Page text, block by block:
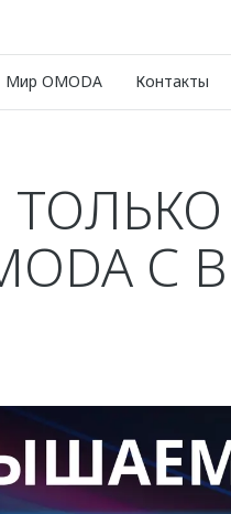
Мир OMODA Контакты
С